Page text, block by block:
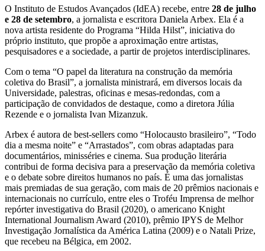
O Instituto de Estudos Avançados (IdEA) recebe, entre 28 de julho
e 28 de setembro, a jornalista e escritora Daniela Arbex. Ela é a
nova artista residente do Programa “Hilda Hilst”, iniciativa do
próprio instituto, que propõe a aproximação entre artistas,
pesquisadores e a sociedade, a partir de projetos interdisciplinares.
Com o tema “O papel da literatura na construção da memória
coletiva do Brasil”, a jornalista ministrará, em diversos locais da
Universidade, palestras, oficinas e mesas-redondas, com a
participação de convidados de destaque, como a diretora Júlia
Rezende e o jornalista Ivan Mizanzuk.
Arbex é autora de best-sellers como “Holocausto brasileiro”, “Todo
dia a mesma noite” e “Arrastados”, com obras adaptadas para
documentários, minisséries e cinema. Sua produção literária
contribui de forma decisiva para a preservação da memória coletiva
e o debate sobre direitos humanos no país. É uma das jornalistas
mais premiadas de sua geração, com mais de 20 prêmios nacionais e
internacionais no currículo, entre eles o Troféu Imprensa de melhor
repórter investigativa do Brasil (2020), o americano Knight
International Journalism Award (2010), prêmio IPYS de Melhor
Investigação Jornalística da América Latina (2009) e o Natali Prize,
que recebeu na Bélgica, em 2002.